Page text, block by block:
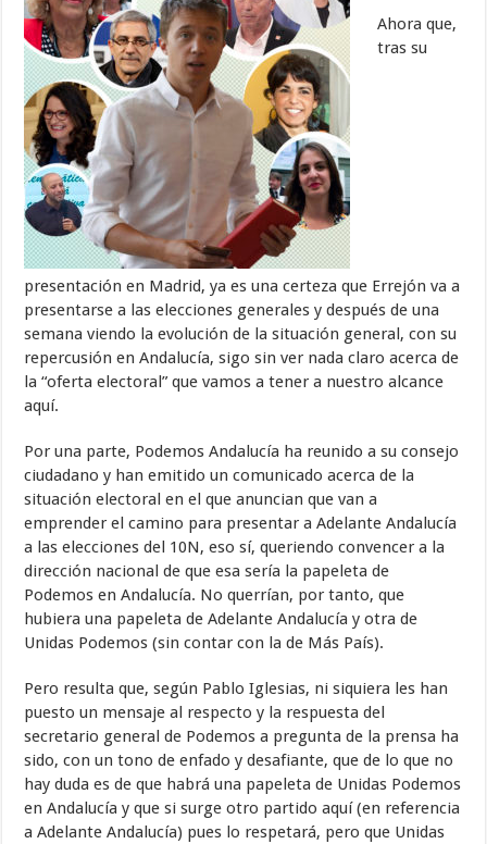
Ahora que,
tras su
presentación en Madrid, ya es una certeza que Errejón va a
presentarse a las elecciones generales y después de una
semana viendo la evolución de la situación general, con su
repercusión en Andalucía, sigo sin ver nada claro acerca de
la “oferta electoral” que vamos a tener a nuestro alcance
aquí.
Por una parte, Podemos Andalucía ha reunido a su consejo
ciudadano y han emitido un comunicado acerca de la
situación electoral en el que anuncian que van a
emprender el camino para presentar a Adelante Andalucía
a las elecciones del 10N, eso sí, queriendo convencer a la
dirección nacional de que esa sería la papeleta de
Podemos en Andalucía. No querrían, por tanto, que
hubiera una papeleta de Adelante Andalucía y otra de
Unidas Podemos (sin contar con la de Más País).
Pero resulta que, según Pablo Iglesias, ni siquiera les han
puesto un mensaje al respecto y la respuesta del
secretario general de Podemos a pregunta de la prensa ha
sido, con un tono de enfado y desafiante, que de lo que no
hay duda es de que habrá una papeleta de Unidas Podemos
en Andalucía y que si surge otro partido aquí (en referencia
a Adelante Andalucía) pues lo respetará, pero que Unidas